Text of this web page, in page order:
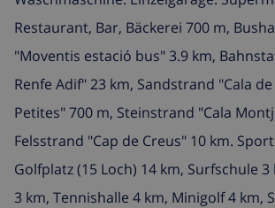
Restaurant, Bar, Bäckerei 700 m,
"Moventis estació bus" 3.9 km,
Renfe Adif" 23 km, Sandstrand "Cala
Petites" 700 m, Steinstrand "Cala
Felsstrand "Cap de Creus" 10 km.
Golfplatz (15 Loch) 14 km, Surfschule 3
3 km, Tennishalle 4 km, Minigolf 4 km,